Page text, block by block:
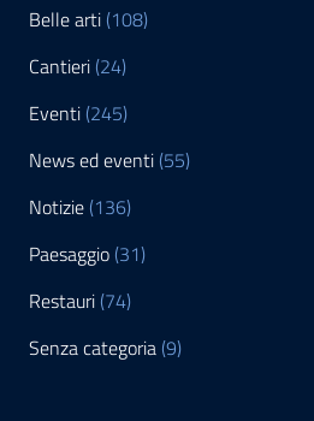
Belle arti (108)
Cantieri (24)
Eventi (245)
News ed eventi (55)
Notizie (136)
Paesaggio (31)
Restauri (74)
Senza categoria (9)